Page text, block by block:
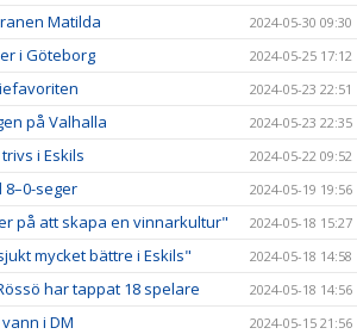
Matilda 2024-05-30 09:30
i Göteborg 2024-05-25 17:12
2024-05-23 22:51
på Valhalla 2024-05-23 22:35
i Eskils 2024-05-22 09:52
8–0-seger 2024-05-19 19:56
på att skapa en vinnarkultur" 2024-05-18 15:27
mycket bättre i Eskils" 2024-05-18 14:58
har tappat 18 spelare 2024-05-18 14:56
i DM 2024-05-15 21:56